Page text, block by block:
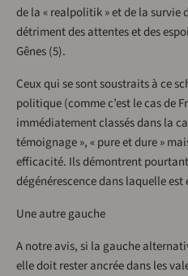
de la « realpolitik » et de la survie
détriment des attentes et des
Gênes (5).
Ceux qui se sont soustraits à ce
politique (comme c’est le cas de
immédiatement classés dans la
témoignage », « pure et dure »
efficacité. Ils démontrent
dégénérescence dans laquelle
Une autre gauche
A notre avis, si la gauche
elle doit rester ancrée dans les